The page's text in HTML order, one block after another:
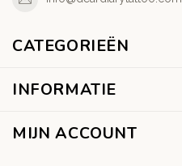
CATEGORIEËN
INFORMATIE
MIJN ACCOUNT